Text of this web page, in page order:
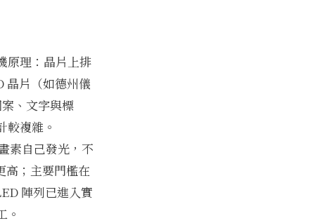
理：晶片上排
晶片（如德州儀
、文字與標
較複雜。
素自己發光，不
高；主要門檻在
陣列已進入實
。